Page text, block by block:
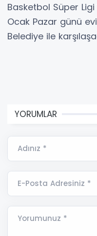
Basketbol Süper
Ocak Pazar günü
Belediye ile
YORUMLAR
Adınız *
E-Posta Adresiniz *
Yorumunuz *